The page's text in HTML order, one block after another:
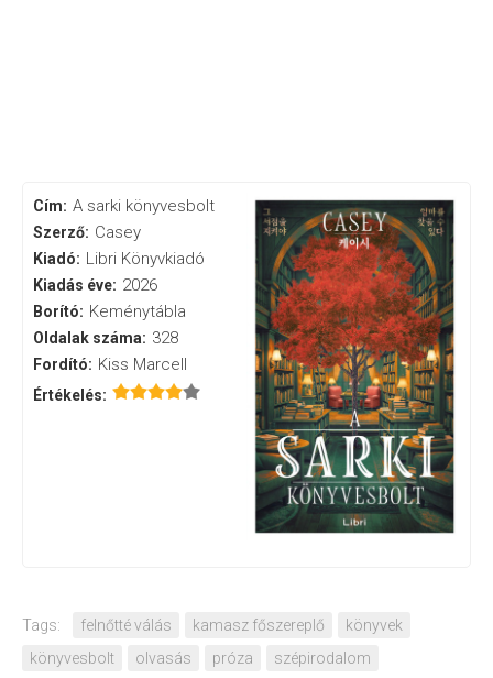
Cím: A sarki könyvesbolt
Szerző: Casey
Kiadó: Libri Könyvkiadó
Kiadás éve: 2026
Borító: Keménytábla
Oldalak száma: 328
Fordító: Kiss Marcell
Értékelés:
Tags: felnőtté válás kamasz főszereplő
könyvek
könyvesbolt
olvasás próza
szépirodalom